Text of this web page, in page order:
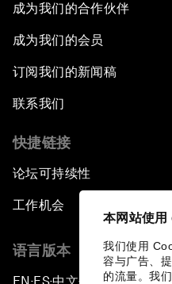
本网站使
我们使用
容与广告、
的流量。我
成为我们的合作伙伴
成为我们的会员
订阅我们的新闻稿
联系我们
快捷链接
论坛可持续性
工作机会
语言版本
▪ ▪ ▪